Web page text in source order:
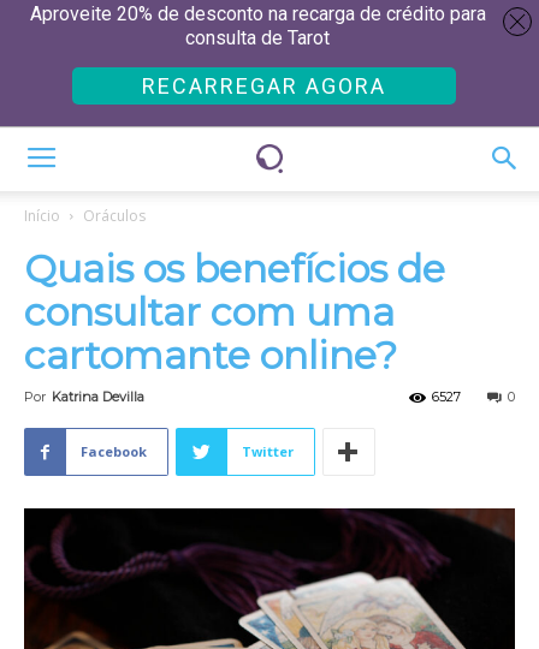
Início Oráculos
Quais os benefícios de
consultar com uma
cartomante online?
Por Katrina Devilla 0
6527
Facebook Twitter
Aproveite 20% de desconto na recarga de crédito para
consulta de Tarot
RECARREGAR AGORA